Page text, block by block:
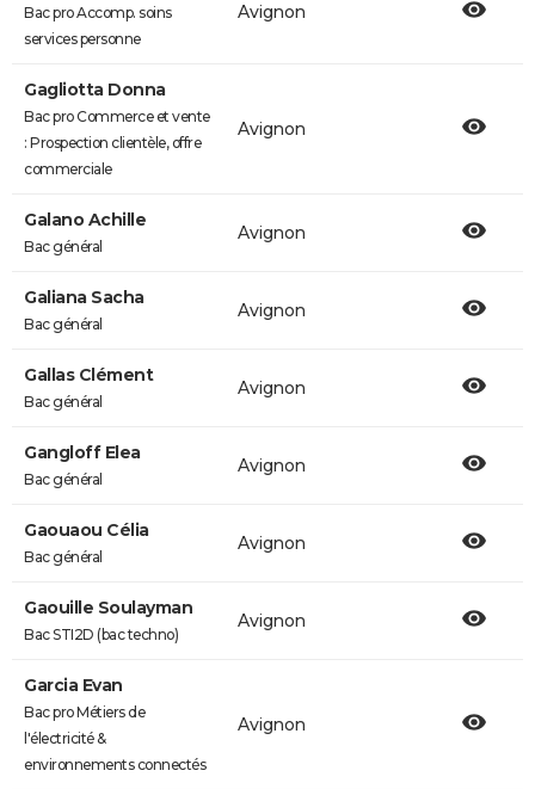
Bac pro Accomp. soins
services personne
Avignon
Gagliotta Donna
Bac pro Commerce et vente
: Prospection clientèle, offre
commerciale
Avignon
Galano Achille
Bac général
Avignon
Galiana Sacha
Bac général
Avignon
Gallas Clément
Bac général
Avignon
Gangloff Elea
Bac général
Avignon
Gaouaou Célia
Bac général
Avignon
Gaouille Soulayman
Bac STI2D (bac techno)
Avignon
Garcia Evan
Bac pro Métiers de
l'électricité &
environnements connectés
Avignon